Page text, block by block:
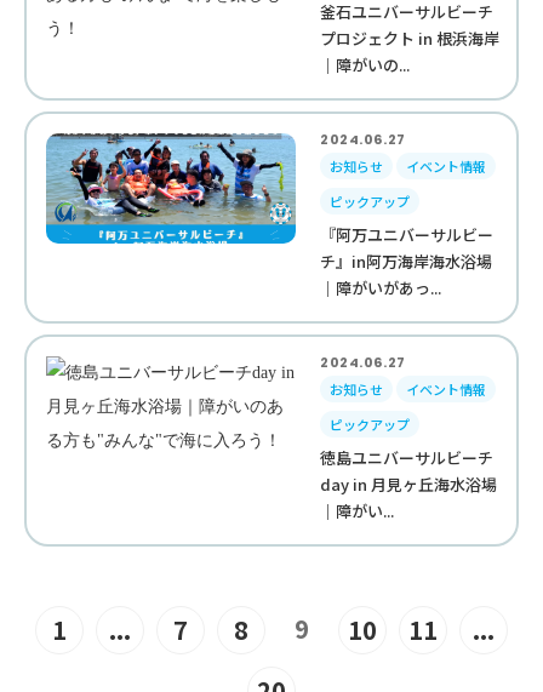
釜石ユニバーサルビーチ
プロジェクト in 根浜海岸
｜障がいの...
2024.06.27
お知らせ
イベント情報
ピックアップ
『阿万ユニバーサルビー
チ』in阿万海岸海水浴場
｜障がいがあっ...
2024.06.27
お知らせ
イベント情報
ピックアップ
徳島ユニバーサルビーチ
day in 月見ヶ丘海水浴場
｜障がい...
1 ... 7 8 9 10 11
...